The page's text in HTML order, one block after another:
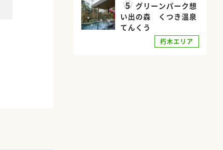
グリーンパーク想
い出の森 くつき温泉
てんくう
朽木エリア